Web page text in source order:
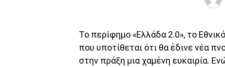
Το περίφημο «Ελλάδα 2.0», το
που υποτίθεται ότι θα έδινε νέα
στην πράξη μια χαμένη ευκαιρία.